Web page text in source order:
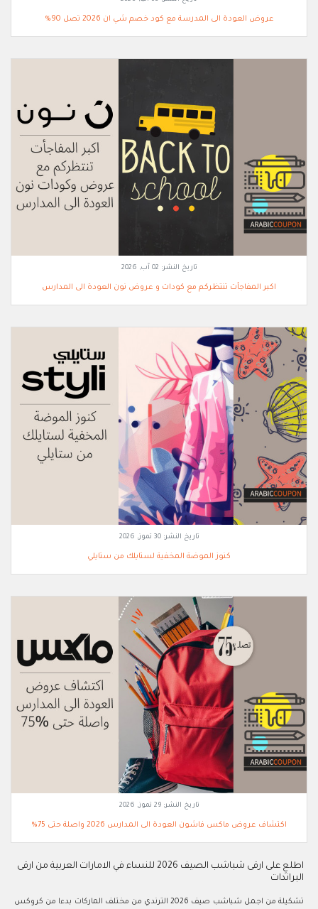
عروض العودة الى المدرسة مع كود خصم شي ان 2026 تصل 90%
تاريخ النشر: 02 آب, 2026
اكبر المفاجأت تنتظركم مع كودات و عروض نون العودة الى المدارس
تاريخ النشر:30 تموز, 2026
كنوز الموضة المخفية لستايلك من ستايلي
تاريخ النشر:29 تموز, 2026
اكتشاف عروض ماكس فاشون العودة الى المدارس 2026 واصلة حتى 75%
اطلعِ على ارقى شباشب الصيف 2026 للنساء في الامارات العربية من ارقى
البراندات
تشكيلة من اجمل شباشب صيف 2026 الترندي من مختلف الماركات بدءا من كروكس